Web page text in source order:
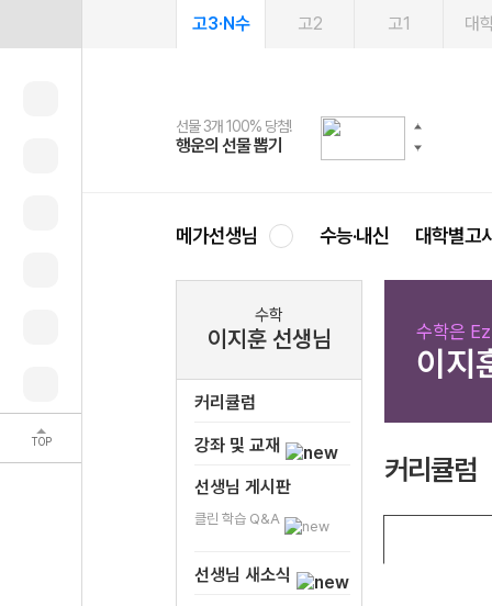
TOP
고3·N수 고2 고1 대
선물 3개 100% 당첨!
행운의 선물 뽑기
선물 100% 증정!
메가스터디 X 올리브
여름방학 스터디 캐시백
메가런 썸머스쿨
2027 러셀 단과
강사 공개선발
스마트러닝앱
설문 EVENT
메가패스
3일 무료 체험권
메가패스 수강생 무료혜택!
메가클럽 멤버십
사회공헌 캠페인
희망이룸 메가나눔
메가선생님 수능·내신 대학별고
수학
이지훈 선생님
커리큘럼
강좌 및 교재
선생님 게시판
클린 학습 Q&A
선생님 새소식
수학은
이지
커리큘럼